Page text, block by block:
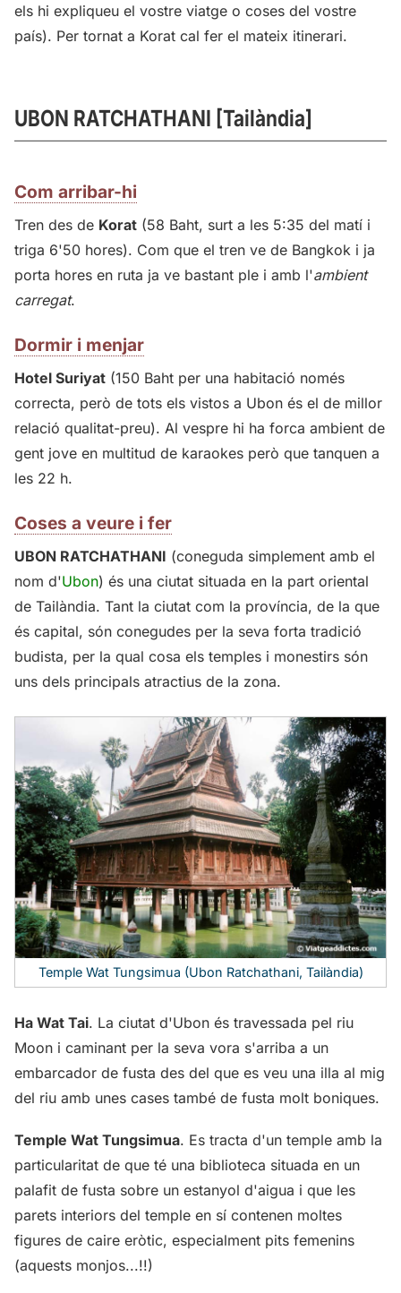
els hi expliqueu el vostre viatge o coses del vostre
país). Per tornat a Korat cal fer el mateix itinerari.
UBON RATCHATHANI [Tailàndia]
Com arribar-hi
Tren des de Korat (58 Baht, surt a les 5:35 del matí i
triga 6'50 hores). Com que el tren ve de Bangkok i ja
porta hores en ruta ja ve bastant ple i amb l'ambient
carregat.
Dormir i menjar
Hotel Suriyat (150 Baht per una habitació només
correcta, però de tots els vistos a Ubon és el de millor
relació qualitat-preu). Al vespre hi ha forca ambient de
gent jove en multitud de karaokes però que tanquen a
les 22 h.
Coses a veure i fer
UBON RATCHATHANI (coneguda simplement amb el
nom d'Ubon) és una ciutat situada en la part oriental
de Tailàndia. Tant la ciutat com la província, de la que
és capital, són conegudes per la seva forta tradició
budista, per la qual cosa els temples i monestirs són
uns dels principals atractius de la zona.
Temple Wat Tungsimua (Ubon Ratchathani, Tailàndia)
Ha Wat Tai. La ciutat d'Ubon és travessada pel riu
Moon i caminant per la seva vora s'arriba a un
embarcador de fusta des del que es veu una illa al mig
del riu amb unes cases també de fusta molt boniques.
Temple Wat Tungsimua. Es tracta d'un temple amb la
particularitat de que té una biblioteca situada en un
palafit de fusta sobre un estanyol d'aigua i que les
parets interiors del temple en sí contenen moltes
figures de caire eròtic, especialment pits femenins
(aquests monjos...!!)